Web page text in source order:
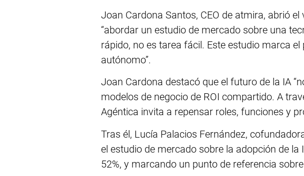
Joan Cardona Santos, CEO de atmira, abrió
“abordar un estudio de mercado sobre una
rápido, no es tarea fácil. Este estudio marca
autónomo”.
Joan Cardona destacó que el futuro de la IA
modelos de negocio de ROI compartido. A
Agéntica invita a repensar roles, funciones y
Tras él, Lucía Palacios Fernández,
el estudio de mercado sobre la adopción de la
52%, y marcando un punto de referencia